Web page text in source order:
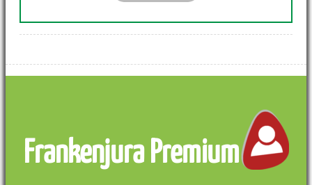
Frankenjura Premium